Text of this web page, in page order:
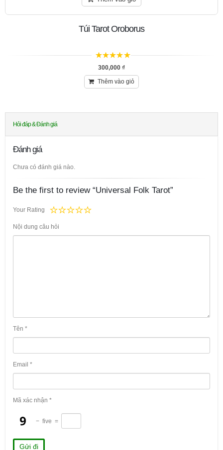
Túi Tarot Oroborus
trên 5
300,000 ₫
Thêm vào giỏ
Hỏi đáp & Đánh giá
Đánh giá
Chưa có đánh giá nào.
Be the first to review “Universal Folk Tarot”
Your Rating
Nội dung câu hỏi
Tên *
Email *
Mã xác nhận *
− five =